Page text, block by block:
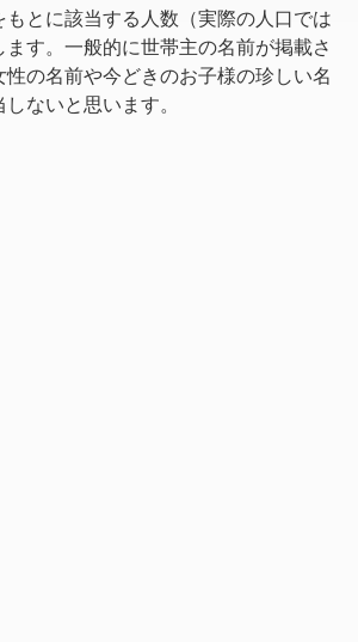
もとに該当する人数（実際の人口では
す。一般的に世帯主の名前が掲載さ
の名前や今どきのお子様の珍しい名
ないと思います。